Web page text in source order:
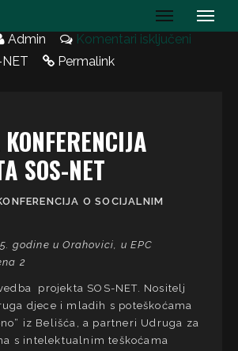
Admin
Komentari isključeni
Permalink
SOS-NET
O SOCIJALNIM
godine u Orahovici, u EPC
2
projekta SOS-NET. Nositelj
djece i mladih s poteškoćama
iz Belišća, a partneri Udruga za
s intelektualnim teškoćama